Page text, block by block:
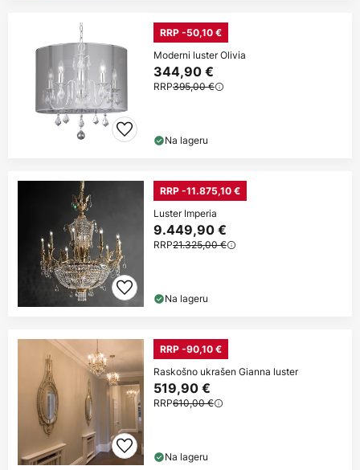
RRP -50,10 €
Moderni luster Olivia
344,90 €
RRP395,00 €
Na lageru
RRP -11.875,10 €
Luster Imperia
9.449,90 €
RRP21.325,00 €
Na lageru
RRP -90,10 €
Raskošno ukrašen Gianna luster
519,90 €
RRP610,00 €
Na lageru